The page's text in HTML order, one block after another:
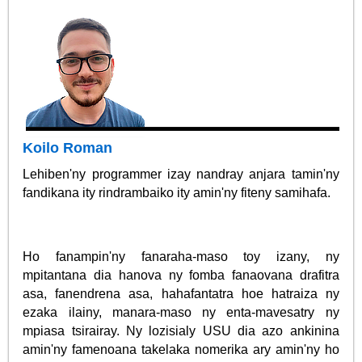
Koilo Roman
Lehiben'ny programmer izay nandray anjara tamin'ny
fandikana ity rindrambaiko ity amin'ny fiteny samihafa.
Ho fanampin'ny fanaraha-maso toy izany, ny
mpitantana dia hanova ny fomba fanaovana drafitra
asa, fanendrena asa, hahafantatra hoe hatraiza ny
ezaka ilainy, manara-maso ny enta-mavesatry ny
mpiasa tsirairay. Ny lozisialy USU dia azo ankinina
amin'ny famenoana takelaka nomerika ary amin'ny ho